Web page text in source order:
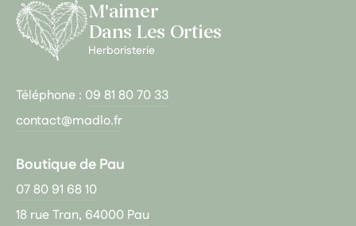
M'aimer
Dans Les Orties
Herboristerie
Téléphone : 09 81 80 70 33
contact@madlo.fr
Boutique de Pau
07 80 91 68 10
18 rue Tran, 64000 Pau